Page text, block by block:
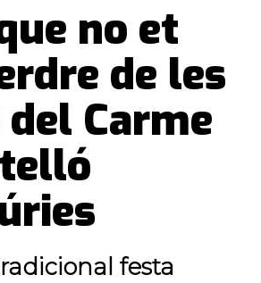
no et
de les
Carme
festa